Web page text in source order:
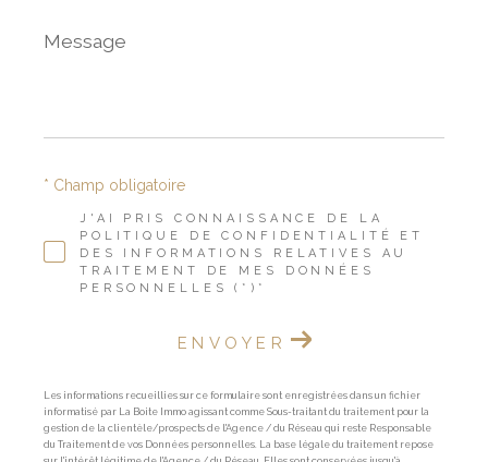
Message
*
J'AI PRIS CONNAISSANCE DE LA
POLITIQUE DE CONFIDENTIALITÉ ET
DES INFORMATIONS RELATIVES AU
TRAITEMENT DE MES DONNÉES
PERSONNELLES (*)*
* Champ obligatoire
ENVOYER
Les informations recueillies sur ce formulaire sont enregistrées dans un fichier
informatisé par La Boite Immo agissant comme Sous-traitant du traitement pour la
gestion de la clientèle/prospects de l'Agence / du Réseau qui reste Responsable
du Traitement de vos Données personnelles. La base légale du traitement repose